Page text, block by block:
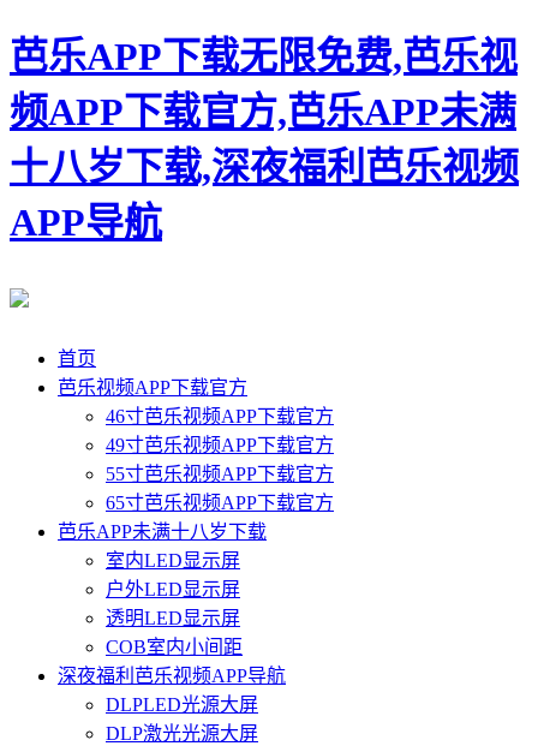
芭乐APP下载无限免费,芭乐视
频APP下载官方,芭乐APP未满
十八岁下载,深夜福利芭乐视频
APP导航
首页
芭乐视频APP下载官方
46寸芭乐视频APP下载官方
49寸芭乐视频APP下载官方
55寸芭乐视频APP下载官方
65寸芭乐视频APP下载官方
芭乐APP未满十八岁下载
室内LED显示屏
户外LED显示屏
透明LED显示屏
COB室内小间距
深夜福利芭乐视频APP导航
DLPLED光源大屏
DLP激光光源大屏